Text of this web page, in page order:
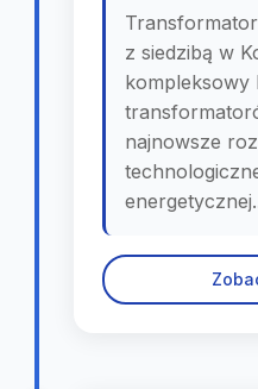
z siedzibą w
kompleksowy
najnowsze